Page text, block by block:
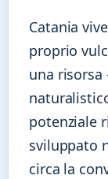
Catania
proprio
una
potenziale
sviluppato
circa la